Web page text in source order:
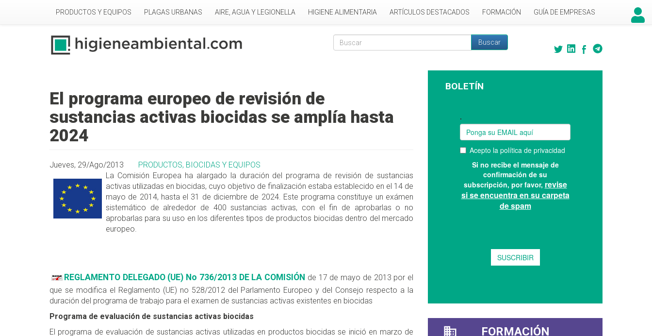
PRODUCTOS Y EQUIPOS PLAGAS URBANAS AIRE, AGUA Y LEGIONELLA HIGIENE ALIMENTARIA ARTÍCULOS DESTACADOS FORMACIÓN GUÍA DE EMPRESAS
Formulario de búsqueda
Buscar
El programa europeo de revisión de
sustancias activas biocidas se amplía hasta
2024
Jueves, 29/Ago/2013
PRODUCTOS, BIOCIDAS Y EQUIPOS
La Comisión Europea ha alargado la duración del programa de revisión de sustancias
activas utilizadas en biocidas, cuyo objetivo de finalización estaba establecido en el 14 de
mayo de 2014, hasta el 31 de diciembre de 2024. Este programa constituye un exámen
sistemático de alrededor de 400 sustancias activas, con el fin de aprobarlas o no
aprobarlas para su uso en los diferentes tipos de productos biocidas dentro del mercado
europeo.
REGLAMENTO DELEGADO (UE) No 736/2013 DE LA COMISIÓN de 17 de mayo de 2013 por el
que se modifica el Reglamento (UE) no 528/2012 del Parlamento Europeo y del Consejo respecto a la
duración del programa de trabajo para el examen de sustancias activas existentes en biocidas
Programa de evaluación de sustancias activas biocidas
El programa de evaluación de sustancias activas utilizadas en productos biocidas se inició en marzo de
BOLETÍN
FORMACIÓN